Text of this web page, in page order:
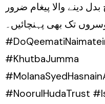
دینے والا پیغام ضرور
تک بھی پہنچائیں۔
#KhutbaJumma
#NoorulHudaTrust